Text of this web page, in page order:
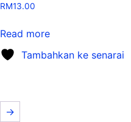
RM13.00
Read more
Tambahkan ke senarai
→